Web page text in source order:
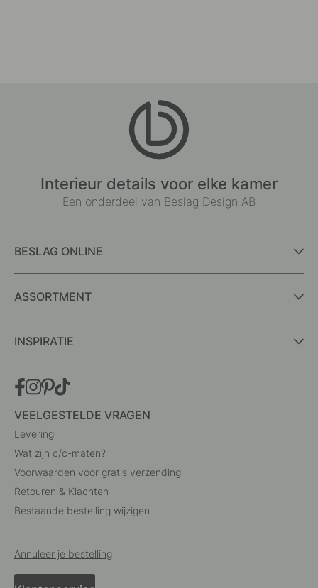
Interieur details voor elke kamer
Een onderdeel van Beslag Design AB
BESLAG ONLINE
ASSORTMENT
INSPIRATIE
VEELGESTELDE VRAGEN
Levering
Wat zijn c/c-maten?
Voorwaarden voor gratis verzending
Retouren & Klachten
Bestaande bestelling wijzigen
Annuleer je bestelling